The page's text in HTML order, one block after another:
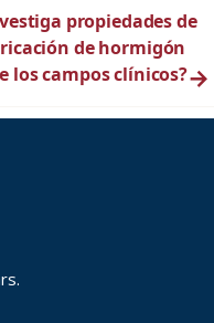
propiedades de
de hormigón
los campos clínicos?→